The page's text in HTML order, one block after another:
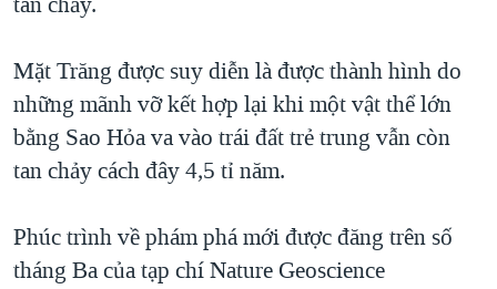
Mặt Trăng được suy diễn là được thành hình do
những mãnh vỡ kết hợp lại khi một vật thể lớn
bằng Sao Hỏa va vào trái đất trẻ trung vẫn còn
tan chảy cách đây 4,5 tỉ năm.
Phúc trình về phám phá mới được đăng trên số
tháng Ba của tạp chí Nature Geoscience